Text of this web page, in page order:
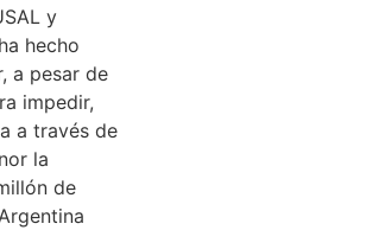
y
hecho
a pesar de
impedir,
a través de
la
de